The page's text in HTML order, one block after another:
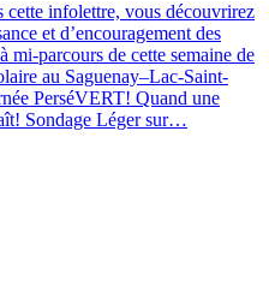
cette infolettre, vous découvrirez
et d’encouragement des
mi-parcours de cette semaine de
au Saguenay–Lac-Saint-
PerséVERT! Quand une
Sondage Léger sur…